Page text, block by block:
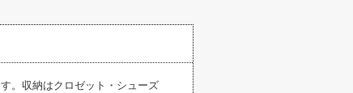
。収納はクロゼット・シューズ